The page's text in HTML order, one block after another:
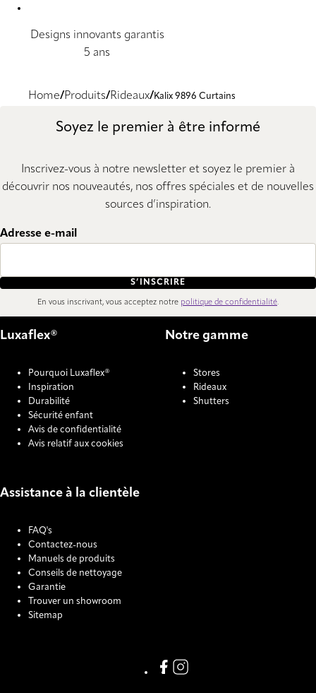
Designs innovants garantis
5 ans
Home Produits Rideaux Kalix 9896 Curtains
Soyez le premier à être informé
Inscrivez-vous à notre newsletter et soyez le premier à
découvrir nos nouveautés, nos offres spéciales et de nouvelles
sources d’inspiration.
Adresse e-mail
S’INSCRIRE
En vous inscrivant, vous acceptez notre politique de confidentialité.
Luxaflex®
Pourquoi Luxaflex®
Inspiration
Durabilité
Sécurité enfant
Avis de confidentialité
Avis relatif aux cookies
Notre gamme
Stores
Rideaux
Shutters
Assistance à la clientèle
FAQ's
Contactez-nous
Manuels de produits
Conseils de nettoyage
Garantie
Trouver un showroom
Sitemap
Link missing Display text from
Link missing Display text